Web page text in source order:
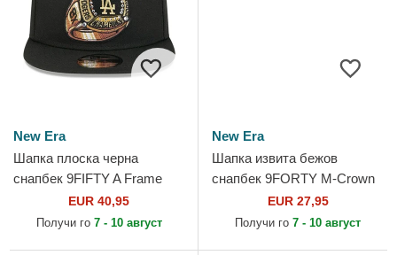
New Era
Шапка плоска черна
снапбек 9FIFTY A Frame
Ring на Los Angeles
Dodgers MLB от New Era
EUR 40,95
Получи го 7 - 10 август
New Era
Шапка извита бежов
снапбек 9FORTY M-Crown
Side Script на Los Angeles
Dodgers MLB от New Era
EUR 27,95
Получи го 7 - 10 август